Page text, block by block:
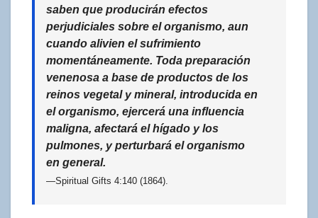
saben que producirán efectos
perjudiciales sobre el organismo, aun
cuando alivien el sufrimiento
momentáneamente. Toda preparación
venenosa a base de productos de los
reinos vegetal y mineral, introducida en
el organismo, ejercerá una influencia
maligna, afectará el hígado y los
pulmones, y perturbará el organismo
en general.
—Spiritual Gifts 4:140 (1864).